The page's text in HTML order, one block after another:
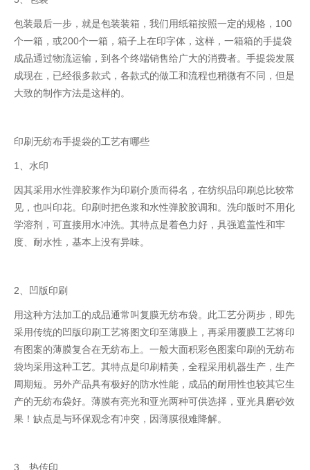
包装最后一步，就是包装装箱，我们用纸箱按照一定的规格，100
个一箱，或200个一箱，箱子上在印字体，这样，一箱箱的手提袋
成品通过物流运输，到各个终端销售给广大的消费者。手提袋发展
成现在，已经很多款式，各款式的做工和流程也稍微有不同，但是
大致的制作方法是这样的。
印刷无纺布手提袋的工艺有哪些
1、水印
因其采用水性弹胶浆作为印刷介质而得名，在纺织品印刷总比较常
见，也叫印花。印刷时把色浆和水性弹胶胶调和。洗印版时不用化
学溶剂，可直接用水冲洗。其特点是着色力好，具强遮盖性和牢
度、耐水性，基本上没有异味。
2、凹版印刷
用这种方法加工的成品通常叫复膜无纺布袋。此工艺分两步，即先
采用传统的凹版印刷工艺将图文印至薄膜上，再采用覆膜工艺将印
有图案的薄膜复合在无纺布上。一般大面积彩色图案印刷的无纺布
袋均采用这种工艺。其特点是印刷精美，全程采用机器生产，生产
周期短。另外产品具有极好的防水性能，成品的耐用性也较其它生
产的无纺布袋好。薄膜有亮光和亚光两种可供选择，亚光具磨砂效
果！缺点是与环保观念有冲突，因薄膜很难降解。
3、热传印